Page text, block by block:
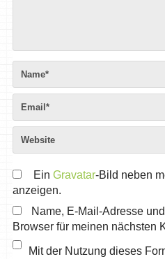
Ein Gravatar-Bild neben
anzeigen.
Name, E-Mail-Adresse
Browser für meinen nächsten
Mit der Nutzung dieses